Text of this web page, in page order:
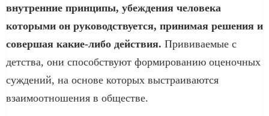
внутренние принципы, убеждения человека
которыми он руководствуется, принимая решения и
совершая какие-либо действия. Прививаемые с
детства, они способствуют формированию оценочных
суждений, на основе которых выстраиваются
взаимоотношения в обществе.